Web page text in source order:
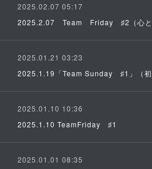
2025.02.07 05:17
2025.2.07 Team Friday ♯2（心と
2025.01.21 03:23
2025.1.19「Team Sunday ♯1」（初
2025.01.10 10:36
2025.1.10 TeamFriday ♯1
2025.01.01 08:35